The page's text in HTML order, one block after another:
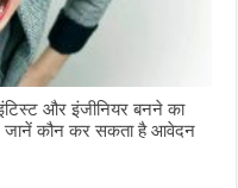
और इंजीनियर बनने का
जानें कौन कर सकता है आवेदन